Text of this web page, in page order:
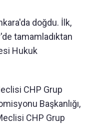
doğdu. İlk,
tamamladıktan
Hukuk
CHP Grup
Başkanlığı,
CHP Grup